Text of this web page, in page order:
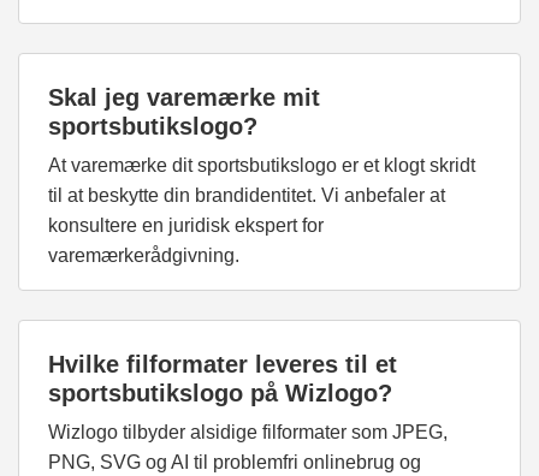
Skal jeg varemærke mit
sportsbutikslogo?
At varemærke dit sportsbutikslogo er et klogt skridt
til at beskytte din brandidentitet. Vi anbefaler at
konsultere en juridisk ekspert for
varemærkerådgivning.
Hvilke filformater leveres til et
sportsbutikslogo på Wizlogo?
Wizlogo tilbyder alsidige filformater som JPEG,
PNG, SVG og AI til problemfri onlinebrug og